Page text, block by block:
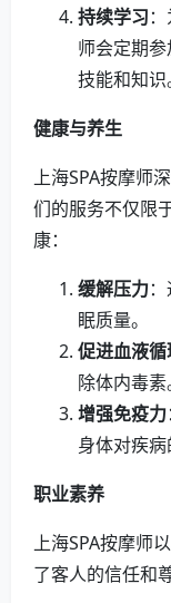
持续学习
师会定期
技能和知识
健康与养生
上海SPA按摩师
们的服务不仅限
康：
缓解压力
眠质量。
促进血液循
除体内毒素
增强免疫力
身体对疾病
职业素养
上海SPA按摩师
了客人的信任和尊